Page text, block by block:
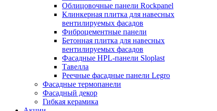
Облицовочные панели Rockpanel
Клинкерная плитка для навесных
вентилируемых фасадов
Фиброцементные панели
Бетонная плитка для навесных
вентилируемых фасадов
Фасадные HPL-панели Sloplast
Тавелла
Реечные фасадные панели Legro
Фасадные термопанели
Фасадный декор
Гибкая керамика